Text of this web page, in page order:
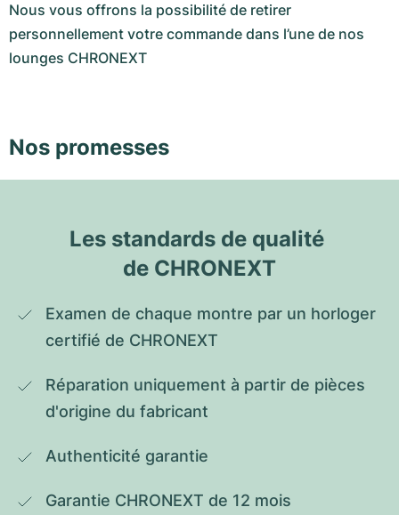
Nous vous offrons la possibilité de retirer
personnellement votre commande dans l’une de nos
lounges CHRONEXT
Nos promesses
Les standards de qualité
de CHRONEXT
Examen de chaque montre par un horloger
certifié de CHRONEXT
Réparation uniquement à partir de pièces
d'origine du fabricant
Authenticité garantie
Garantie CHRONEXT de 12 mois